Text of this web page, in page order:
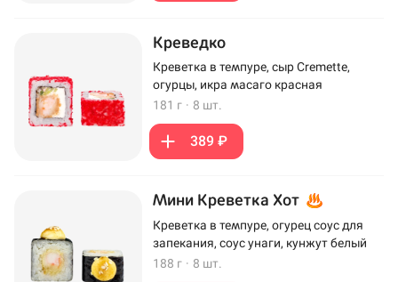
Креведко
Креветка в темпуре, сыр Cremette,
огурцы, икра масаго красная
181 г · 8 шт.
389 ₽
Мини Креветка Хот
Креветка в темпуре, огурец соус для
запекания, соус унаги, кунжут белый
188 г · 8 шт.